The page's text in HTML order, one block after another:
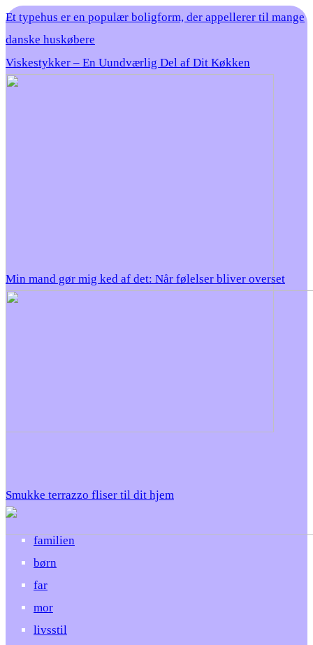
Et typehus er en populær boligform, der appellerer til mange
danske huskøbere
Viskestykker – En Uundværlig Del af Dit Køkken
Min mand gør mig ked af det: Når følelser bliver overset
Smukke terrazzo fliser til dit hjem
familien
børn
far
mor
livsstil